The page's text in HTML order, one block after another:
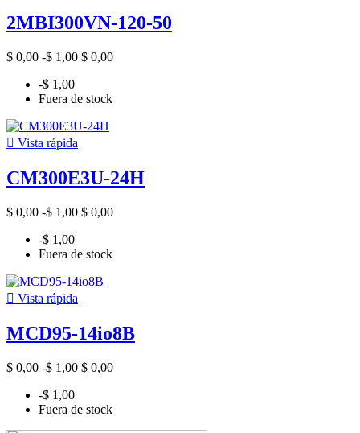
2MBI300VN-120-50
$ 0,00 -$ 1,00 $ 0,00
-$ 1,00
Fuera de stock
 Vista rápida
CM300E3U-24H
$ 0,00 -$ 1,00 $ 0,00
-$ 1,00
Fuera de stock
 Vista rápida
MCD95-14io8B
$ 0,00 -$ 1,00 $ 0,00
-$ 1,00
Fuera de stock